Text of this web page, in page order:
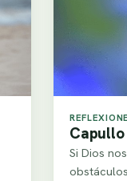
Capullo
Si Dios